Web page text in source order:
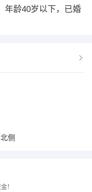
年龄40岁以下，已婚
侧
！